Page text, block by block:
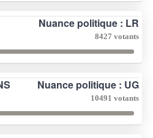
Nuance politique : LR
8427 votants
Nuance politique : UG
10491 votants